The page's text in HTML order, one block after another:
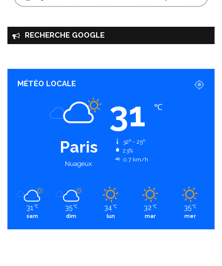
RECHERCHE GOOGLE
MÉTÉO LOCALE
Paris
Nuageux
31 ℃
32º - 25º
23%
0.7 km/h
31 ℃
sam
35 ℃
dim
34 ℃
lun
32 ℃
mar
35 ℃
mer